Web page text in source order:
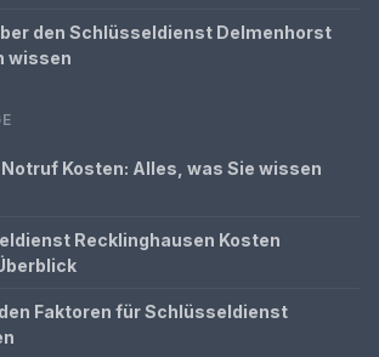
den Schlüsseldienst Delmenhorst
wissen
Kosten: Alles, was Sie wissen
Recklinghausen Kosten
Faktoren für Schlüsseldienst